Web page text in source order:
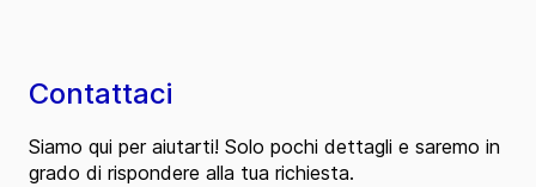
Contattaci
Siamo qui per aiutarti! Solo pochi dettagli e saremo in
grado di rispondere alla tua richiesta.